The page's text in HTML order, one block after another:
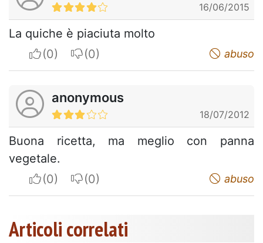
16/06/2015
La quiche è piaciuta molto
I apreciateI do not appreciate abuso
anonymous
18/07/2012
Buona ricetta, ma meglio con panna
vegetale.
I apreciateI do not appreciate abuso
Articoli correlati